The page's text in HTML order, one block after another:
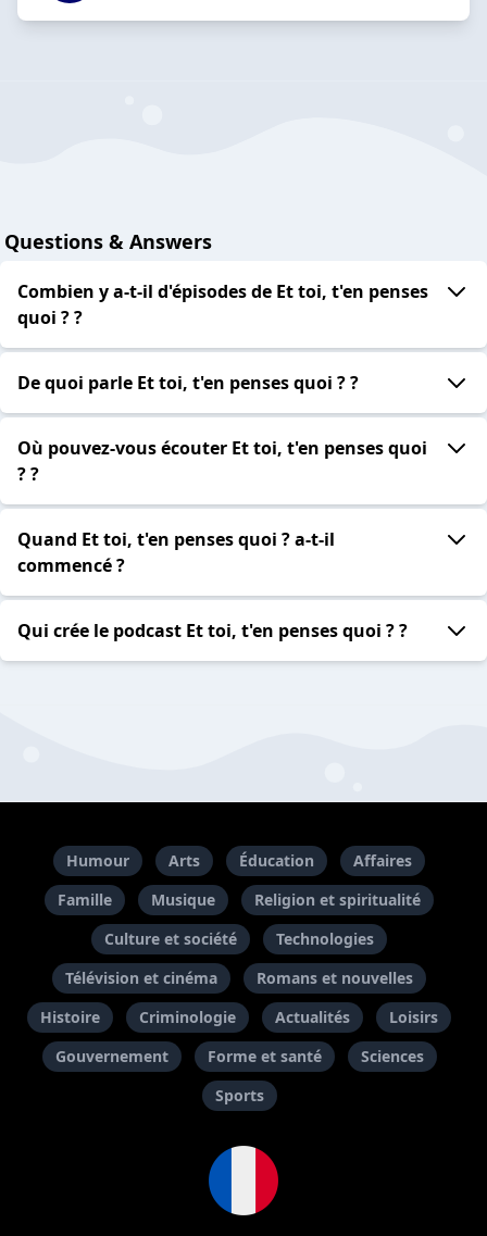
Questions & Answers
Combien y a-t-il d'épisodes de Et toi, t'en penses
quoi ? ?
De quoi parle Et toi, t'en penses quoi ? ?
Où pouvez-vous écouter Et toi, t'en penses quoi
? ?
Quand Et toi, t'en penses quoi ? a-t-il
commencé ?
Qui crée le podcast Et toi, t'en penses quoi ? ?
Humour Arts Éducation
Affaires
Famille
Musique
Religion et spiritualité
Culture et société
Technologies
Télévision et cinéma
Romans et nouvelles
Histoire
Criminologie Actualités
Loisirs
Gouvernement
Forme et santé
Sciences
Sports